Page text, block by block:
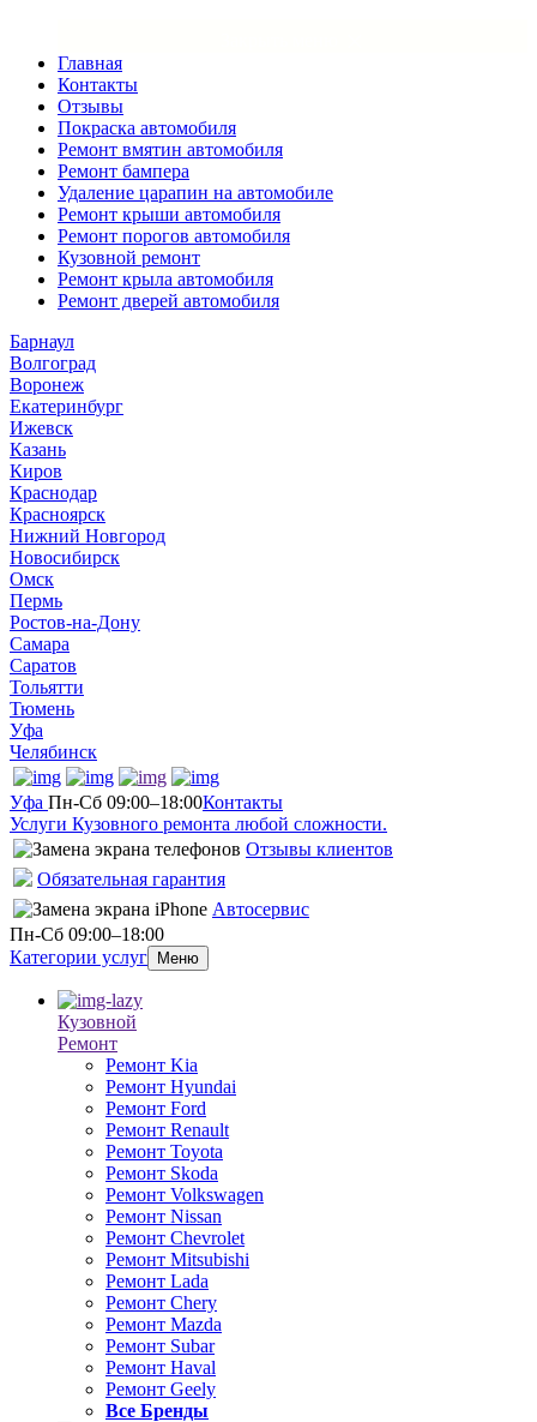
Главная
Контакты
Отзывы
Покраска автомобиля
Ремонт вмятин автомобиля
Ремонт бампера
Удаление царапин на автомобиле
Ремонт крыши автомобиля
Ремонт порогов автомобиля
Кузовной ремонт
Ремонт крыла автомобиля
Ремонт дверей автомобиля
Барнаул
Волгоград
Воронеж
Екатеринбург
Ижевск
Казань
Киров
Краснодар
Красноярск
Нижний Новгород
Новосибирск
Омск
Пермь
Ростов-на-Дону
Самара
Саратов
Тольятти
Тюмень
Уфа
Челябинск
Уфа Пн-Сб 09:00–18:00Контакты
Услуги Кузовного ремонта любой сложности.
Отзывы клиентов
Обязательная гарантия
Автосервис
Пн-Сб 09:00–18:00
Категории услуг
Меню
Кузовной
Ремонт
Ремонт Kia
Ремонт Hyundai
Ремонт Ford
Ремонт Renault
Ремонт Toyota
Ремонт Skoda
Ремонт Volkswagen
Ремонт Nissan
Ремонт Chevrolet
Ремонт Mitsubishi
Ремонт Lada
Ремонт Chery
Ремонт Mazda
Ремонт Subar
Ремонт Haval
Ремонт Geely
Все Бренды